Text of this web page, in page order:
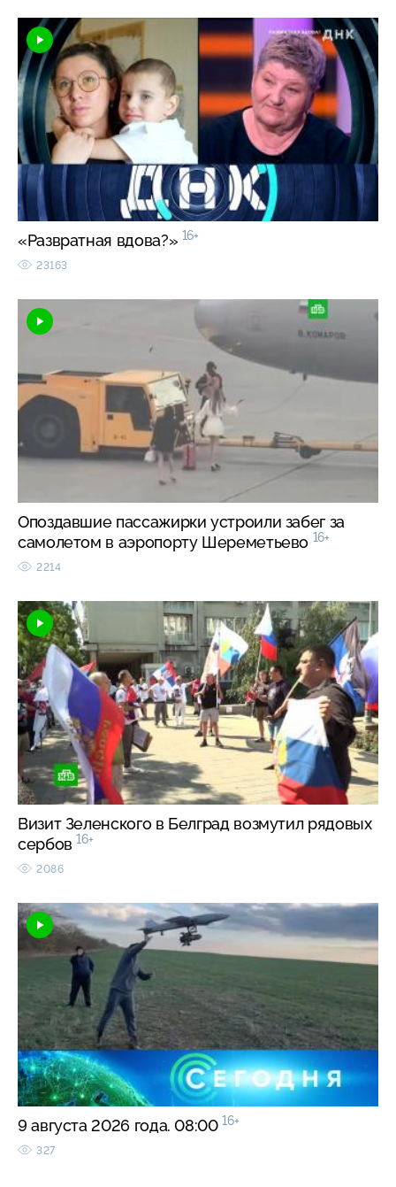
«Развратная вдова?» 16+
23163
Опоздавшие пассажирки устроили забег за
самолетом в аэропорту Шереметьево 16+
2214
Визит Зеленского в Белград возмутил рядовых
сербов 16+
2086
9 августа 2026 года. 08:00 16+
327